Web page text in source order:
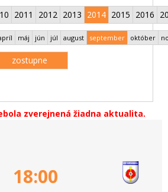
2011 2012 2013 2014 2015 2016
máj jún júl august september október
zostupne
zverejnená žiadna aktualita.
18:00